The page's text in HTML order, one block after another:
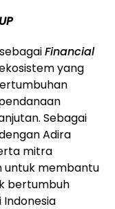
Financial
yang
Sebagai
Adira
mitra
untuk membantu
bertumbuh